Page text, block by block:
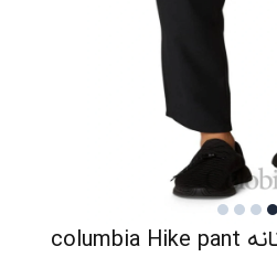
شلوار کلمبیا راحتی زنانه columbia Hike pant